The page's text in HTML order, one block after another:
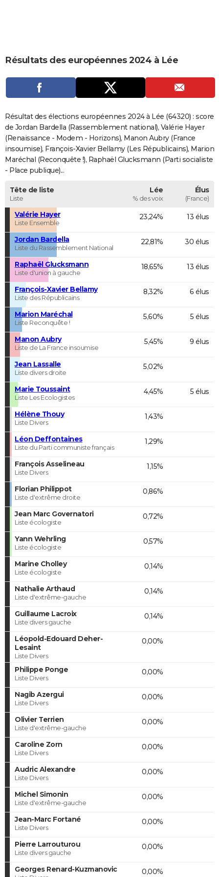
Carte de Noël
Carte Bonne année
Carte Saint-Valentin
Carte Pâques
Carte d'anniversaire
DICTIONNAIRE
COPAINS D'AVANT
S'inscrire
Se connecter
Lycées
Collèges
Primaires
Universités
Entreprises
Service militaire
Avis de recherche
AVIS DE DÉCÈS
FORUM
Bricolage
Lifestyle
Culture
Sport
Auto
Television
Voyage
Cinema
Résultats des européennes 2024 à Lée
Résultat des élections européennes 2024 à Lée (64320) : score
de Jordan Bardella (Rassemblement national), Valérie Hayer
(Renaissance - Modem - Horizons), Manon Aubry (France
insoumise), François-Xavier Bellamy (Les Républicains), Marion
Maréchal (Reconquête !), Raphaël Glucksmann (Parti socialiste
- Place publique)...
Tête de liste
Liste
Lée
% des voix
Élus
(France)
Valérie Hayer
Liste Ensemble
23,24% 13 élus
Jordan Bardella
Liste du Rassemblement National
22,81% 30 élus
Raphaël Glucksmann
Liste d'union à gauche
18,65% 13 élus
François-Xavier Bellamy
Liste des Républicains
8,32% 6 élus
Marion Maréchal
Liste Reconquête !
5,60% 5 élus
Manon Aubry
Liste de La France insoumise
5,45% 9 élus
Jean Lassalle
Liste divers droite
5,02%
Marie Toussaint
Liste Les Ecologistes
4,45% 5 élus
Hélène Thouy
Liste Divers
1,43%
Léon Deffontaines
Liste du Parti communiste français
1,29%
François Asselineau
Liste Divers
1,15%
Florian Philippot
Liste d'extrême droite
0,86%
Jean Marc Governatori
Liste écologiste
0,72%
Yann Wehrling
Liste écologiste
0,57%
Marine Cholley
Liste écologiste
0,14%
Nathalie Arthaud
Liste d'extrême-gauche
0,14%
Guillaume Lacroix
Liste divers gauche
0,14%
Léopold-Edouard Deher-
Lesaint
Liste Divers
0,00%
Philippe Ponge
Liste Divers
0,00%
Nagib Azergui
Liste Divers
0,00%
Olivier Terrien
Liste d'extrême-gauche
0,00%
Caroline Zorn
Liste Divers
0,00%
Audric Alexandre
Liste Divers
0,00%
Michel Simonin
Liste d'extrême-gauche
0,00%
Jean-Marc Fortané
Liste Divers
0,00%
Pierre Larrouturou
Liste divers gauche
0,00%
Georges Renard-Kuzmanovic 0,00%